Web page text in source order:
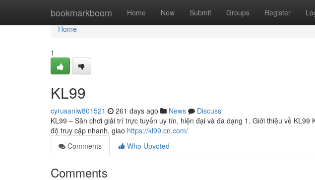
bookmarkboom Home New Submit Groups Register
Home
Home
1
KL99
cyrusaniw801521 261 days ago News
Discuss
KL99 – Sân chơi giải trí trực tuyến uy tín, hiện đại và đa dạng 1. Giới thiệu về
độ truy cập nhanh, giao https://kl99.cn.com/
Comments
Who Upvoted
Comments